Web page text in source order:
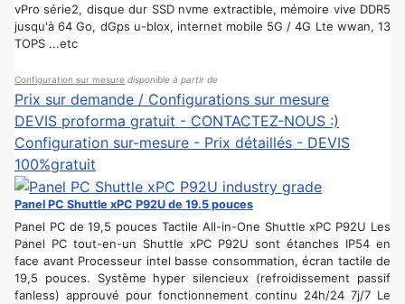
vPro série2, disque dur SSD nvme extractible, mémoire vive DDR5
jusqu'à 64 Go, dGps u-blox, internet mobile 5G / 4G Lte wwan, 13
TOPS ...etc
Configuration sur mesure disponible à partir de
Prix sur demande / Configurations sur mesure
DEVIS proforma gratuit - CONTACTEZ-NOUS :)
Configuration sur-mesure - Prix détaillés - DEVIS
100%gratuit
Panel PC Shuttle xPC P92U de 19.5 pouces
Panel PC de 19,5 pouces Tactile All-in-One Shuttle xPC P92U Les
Panel PC tout-en-un Shuttle xPC P92U sont étanches IP54 en
face avant Processeur intel basse consommation, écran tactile de
19,5 pouces. Système hyper silencieux (refroidissement passif
fanless) approuvé pour fonctionnement continu 24h/24 7j/7 Le